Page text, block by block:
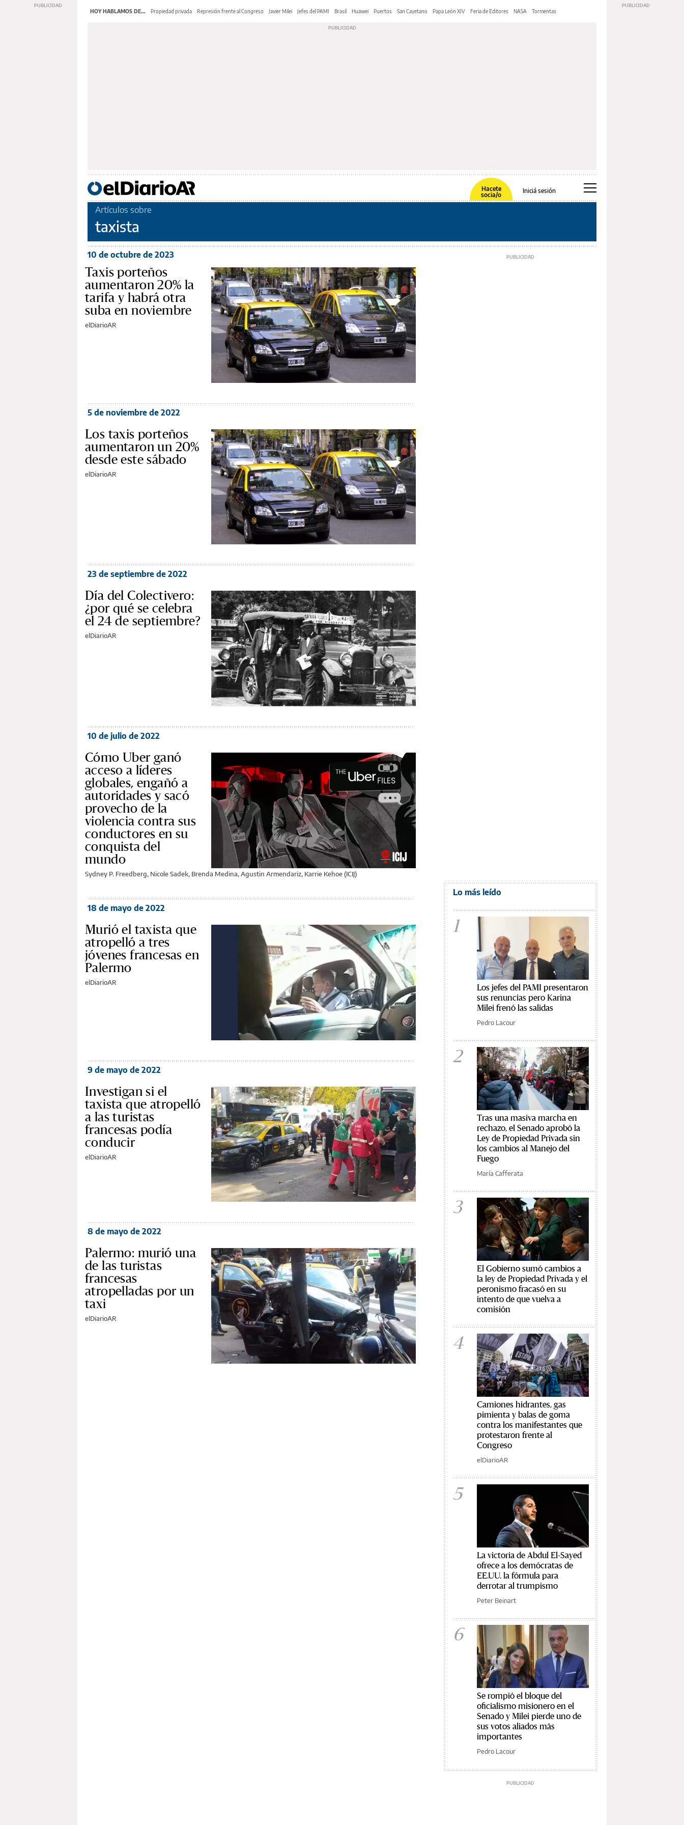
HOY HABLAMOS DE... Propiedad privada Represión frente al Congreso Javier Milei Jefes del PAMI Brasil Huawei Puertos San Cayetano Papa León XIV Feria de Editores NASA Tormentas
Hacete
socia/o
Iniciá sesión
Artículos sobre
taxista
10 de octubre de 2023
Taxis porteños
aumentaron 20% la
tarifa y habrá otra
suba en noviembre
elDiarioAR
5 de noviembre de 2022
Los taxis porteños
aumentaron un 20%
desde este sábado
elDiarioAR
23 de septiembre de 2022
Día del Colectivero:
¿por qué se celebra
el 24 de septiembre?
elDiarioAR
10 de julio de 2022
Cómo Uber ganó
acceso a líderes
globales, engañó a
autoridades y sacó
provecho de la
violencia contra sus
conductores en su
conquista del
mundo
Sydney P. Freedberg, Nicole Sadek, Brenda Medina, Agustin Armendariz, Karrie Kehoe (ICIJ)
18 de mayo de 2022
Murió el taxista que
atropelló a tres
jóvenes francesas en
Palermo
elDiarioAR
9 de mayo de 2022
Investigan si el
taxista que atropelló
a las turistas
francesas podía
conducir
elDiarioAR
8 de mayo de 2022
Palermo: murió una
de las turistas
francesas
atropelladas por un
taxi
elDiarioAR
Lo más leído
1
Los jefes del PAMI presentaron
sus renuncias pero Karina
Milei frenó las salidas
Pedro Lacour
2
Tras una masiva marcha en
rechazo, el Senado aprobó la
Ley de Propiedad Privada sin
los cambios al Manejo del
Fuego
María Cafferata
3
El Gobierno sumó cambios a
la ley de Propiedad Privada y el
peronismo fracasó en su
intento de que vuelva a
comisión
4
Camiones hidrantes, gas
pimienta y balas de goma
contra los manifestantes que
protestaron frente al
Congreso
elDiarioAR
5
La victoria de Abdul El-Sayed
ofrece a los demócratas de
EE.UU. la fórmula para
derrotar al trumpismo
Peter Beinart
6
Se rompió el bloque del
oficialismo misionero en el
Senado y Milei pierde uno de
sus votos aliados más
importantes
Pedro Lacour